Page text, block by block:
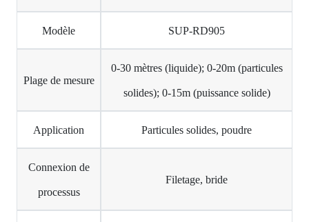
Modèle SUP-RD905
Plage de mesure
0-30 mètres (liquide); 0-20m (particules
solides); 0-15m (puissance solide)
Application Particules solides, poudre
Connexion de
processus
Filetage, bride